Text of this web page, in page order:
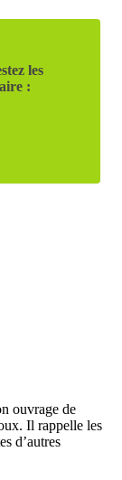
les
:
ouvrage de
Il rappelle les
d’autres